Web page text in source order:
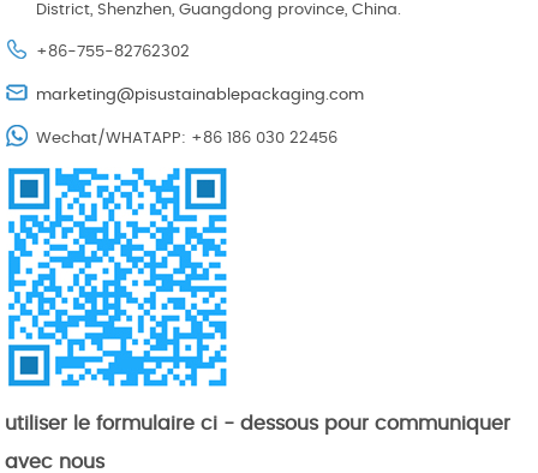
District, Shenzhen, Guangdong province, China.
+86-755-82762302
marketing@pisustainablepackaging.com
Wechat/WHATAPP: +86 186 030 22456
utiliser le formulaire ci - dessous pour communiquer
avec nous